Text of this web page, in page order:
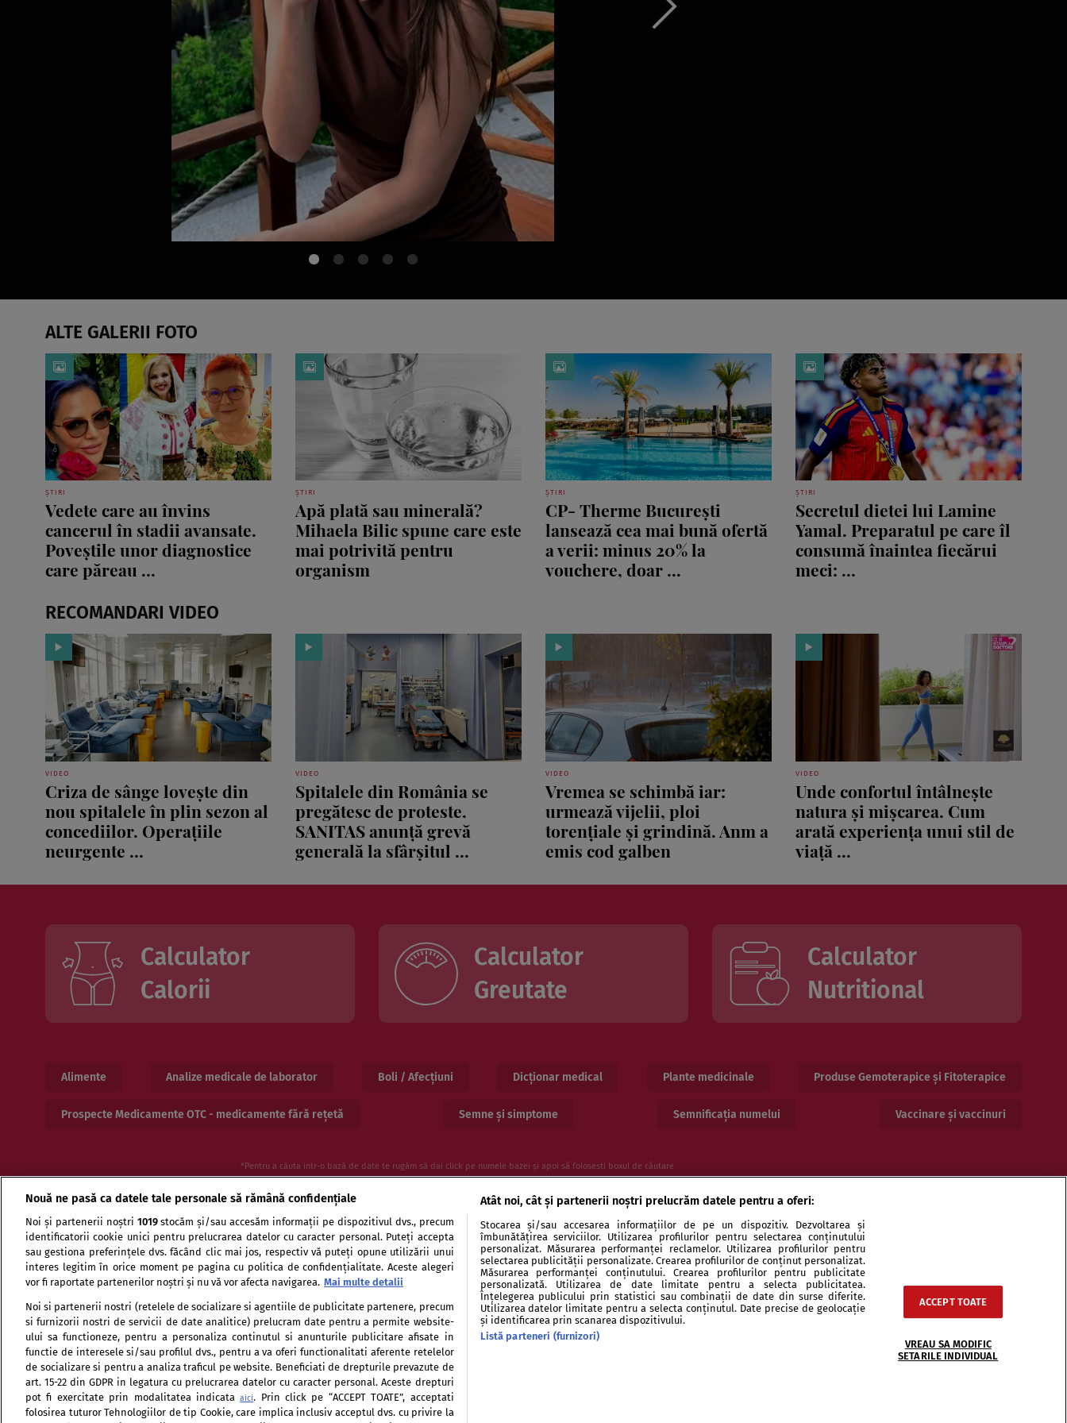
ALTE GALERII FOTO
ȘTIRI
Vedete care au învins
cancerul în stadii avansate.
Poveștile unor diagnostice
care păreau ...
ȘTIRI
Apă plată sau minerală?
Mihaela Bilic spune care este
mai potrivită pentru
organism
ȘTIRI
CP- Therme București
lansează cea mai bună ofertă
a verii: minus 20% la
vouchere, doar ...
ȘTIRI
Secretul dietei lui Lamine
Yamal. Preparatul pe care îl
consumă înaintea fiecărui
meci: ...
RECOMANDARI VIDEO
VIDEO
Criza de sânge lovește din
nou spitalele în plin sezon al
concediilor. Operațiile
neurgente ...
VIDEO
Spitalele din România se
pregătesc de proteste.
SANITAS anunță grevă
generală la sfârșitul ...
VIDEO
Vremea se schimbă iar:
urmează vijelii, ploi
torențiale și grindină. Anm a
emis cod galben
VIDEO
Unde confortul întâlnește
natura și mișcarea. Cum
arată experiența unui stil de
viață ...
Calculator
Calorii
Calculator
Greutate
Calculator
Nutritional
Alimente Analize medicale de laborator Boli / Afecțiuni Dicționar medical Plante medicinale Produse Gemoterapice și Fitoterapice
Prospecte Medicamente OTC - medicamente fără rețetă Semne și simptome Semnificația numelui Vaccinare și vaccinuri
*Pentru a căuta intr-o bază de date te rugăm să dai click pe numele bazei și apoi să folosesti boxul de căutare
Termeni si conditii de utilizare Politica de confidentialitate Politica de cookies Publicitate Autori și specialiști Echipa Contact Sitemap
Nouă ne pasă ca datele tale personale să rămână confidențiale
Noi și partenerii noștri 1019stocăm și/sau accesăm informații pe dispozitivul dvs., precum
identificatorii cookie unici pentru prelucrarea datelor cu caracter personal. Puteți accepta
sau gestiona preferințele dvs. făcând clic mai jos, respectiv vă puteți opune utilizării unui
interes legitim în orice moment pe pagina cu politica de confidențialitate. Aceste alegeri
vor fi raportate partenerilor noștri și nu vă vor afecta navigarea. Mai multe detalii
Noi si partenerii nostri (retelele de socializare si agentiile de publicitate partenere, precum
si furnizorii nostri de servicii de date analitice) prelucram date pentru a permite website-
ului sa functioneze, pentru a personaliza continutul si anunturile publicitare afisate in
functie de interesele si/sau profilul dvs., pentru a va oferi functionalitati aferente retelelor
de socializare si pentru a analiza traficul pe website. Beneficiati de drepturile prevazute de
art. 15-22 din GDPR in legatura cu prelucrarea datelor cu caracter personal. Aceste drepturi
pot fi exercitate prin modalitatea indicataaici. Prin click pe “ACCEPT TOATE”, acceptati
folosirea tuturor Tehnologiilor de tip Cookie, care implica inclusiv acceptul dvs. cu privire la
Atât noi, cât și partenerii noștri prelucrăm datele pentru a oferi:
Stocarea și/sau accesarea informațiilor de pe un dispozitiv. Dezvoltarea și
îmbunătățirea serviciilor. Utilizarea profilurilor pentru selectarea conținutului
personalizat. Măsurarea performanței reclamelor. Utilizarea profilurilor pentru
selectarea publicității personalizate. Crearea profilurilor de conținut personalizat.
Măsurarea performanței conținutului. Crearea profilurilor pentru publicitate
personalizată. Utilizarea de date limitate pentru a selecta publicitatea.
Înțelegerea publicului prin statistici sau combinații de date din surse diferite.
Utilizarea datelor limitate pentru a selecta conținutul. Date precise de geolocație
și identificarea prin scanarea dispozitivului.
Listă parteneri (furnizori)
ACCEPT TOATE
VREAU SA MODIFIC
SETARILE INDIVIDUAL